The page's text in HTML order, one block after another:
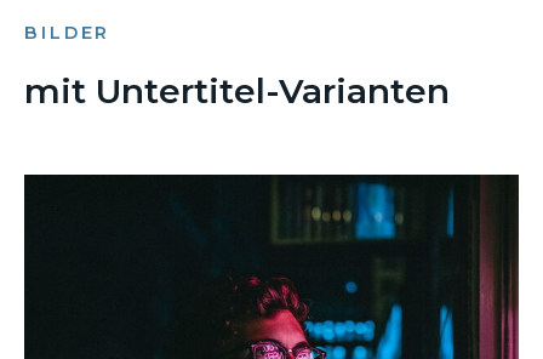
BILDER
mit Untertitel-Varianten